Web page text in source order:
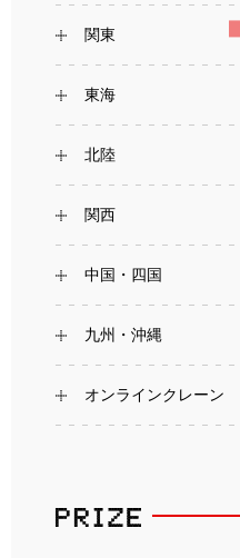
関東
東海
北陸
関西
中国・四国
九州・沖縄
オンラインクレーン